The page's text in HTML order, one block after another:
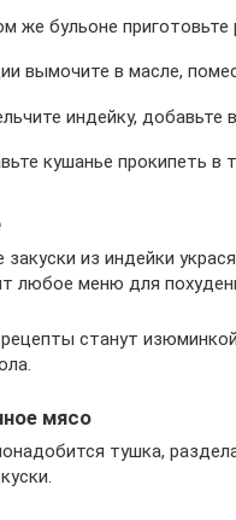
же бульоне приготовьте
вымочите в масле,
индейку, добавьте
кушанье прокипеть в
из индейки
любое меню для
станут
мясо
тушка,